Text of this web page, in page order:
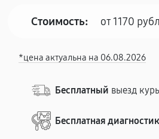
Стоимость: от 1170
*цена актуальна на 06.08.2026
Бесплатный выезд
Бесплатная